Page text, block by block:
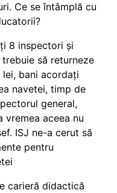
Ce se întâmplă cu
8 inspectori și
să returneze
bani acordați
navetei, timp de
general,
vremea aceea nu
ISJ ne-a cerut să
pentru
carieră didactică